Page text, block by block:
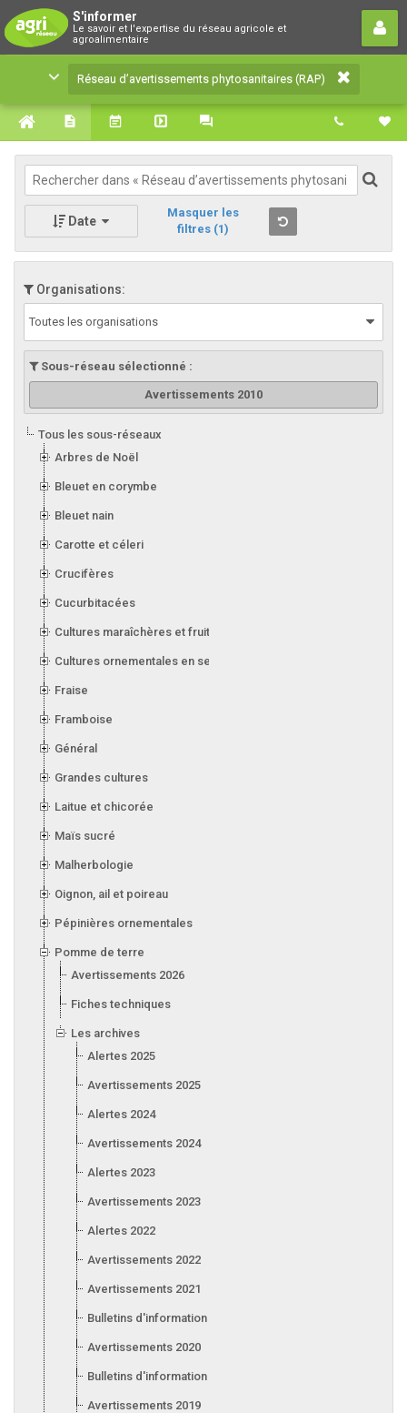
S'informer
Le savoir et l'expertise du réseau agricole et
agroalimentaire
Réseau d’avertissements
phytosanitaires (RAP)
Le savoir et l'expertise du réseau agricole et
agroalimentaire
Réseau d’avertissements phytosanitaires (RAP)
Date
Masquer les
filtres (1)
Organisations:
Toutes les organisations
Sous-réseau sélectionné :
Avertissements 2010
Tous les sous-réseaux
Arbres de Noël
Bleuet en corymbe
Bleuet nain
Carotte et céleri
Crucifères
Cucurbitacées
Cultures maraîchères et fruitières en serre
Cultures ornementales en serre
Fraise
Framboise
Général
Grandes cultures
Laitue et chicorée
Maïs sucré
Malherbologie
Oignon, ail et poireau
Pépinières ornementales
Pomme de terre
Avertissements 2026
Fiches techniques
Les archives
Alertes 2025
Avertissements 2025
Alertes 2024
Avertissements 2024
Alertes 2023
Avertissements 2023
Alertes 2022
Avertissements 2022
Avertissements 2021
Bulletins d'information 2021
Avertissements 2020
Bulletins d'information 2020
Avertissements 2019